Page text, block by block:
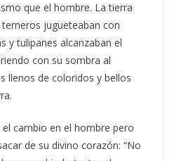
que el hombre. La tierra
jugueteaban con
y tulipanes alcanzaban el
con su sombra al
llenos de coloridos y bellos
cambio en el hombre pero
de su divino corazón: “No